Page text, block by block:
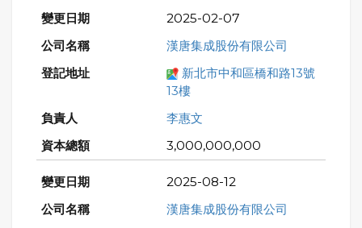
2025-02-07
漢唐集成股份有限公司
新北市中和區橋和路13號
13樓
李惠文
3,000,000,000
2025-08-12
漢唐集成股份有限公司